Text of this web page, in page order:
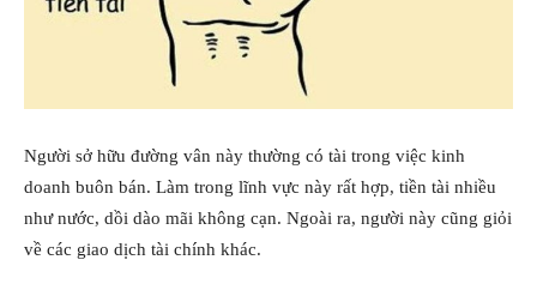
Người sở hữu đường vân này thường có tài trong việc kinh
doanh buôn bán. Làm trong lĩnh vực này rất hợp, tiền tài nhiều
như nước, dồi dào mãi không cạn. Ngoài ra, người này cũng giỏi
về các giao dịch tài chính khác.